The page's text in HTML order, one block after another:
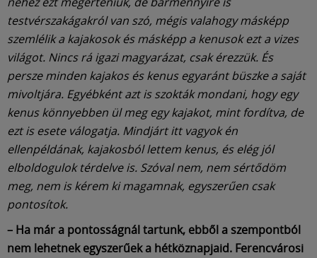
testvérszakágakról van szó, mégis valahogy másképp
szemlélik a kajakosok és másképp a kenusok ezt a vizes
világot. Nincs rá igazi magyarázat, csak érezzük. És
persze minden kajakos és kenus egyaránt büszke a saját
mivoltjára. Egyébként azt is szokták mondani, hogy egy
kenus könnyebben ül meg egy kajakot, mint fordítva, de
ezt is esete válogatja. Mindjárt itt vagyok én
ellenpéldának, kajakosból lettem kenus, és elég jól
elboldogulok térdelve is. Szóval nem, nem sértődöm
meg, nem is kérem ki magamnak, egyszerűen csak
pontosítok.
– Ha már a pontosságnál tartunk, ebből a szempontból
nem lehetnek egyszerűek a hétköznapjaid. Ferencvárosi